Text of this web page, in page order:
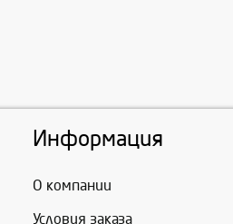
Информация
О компании
Условия заказа